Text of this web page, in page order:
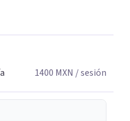
recordar, reacomodar,
puedas sentirte mejor,
tener una vida más feliz.
1400 MXN / sesión